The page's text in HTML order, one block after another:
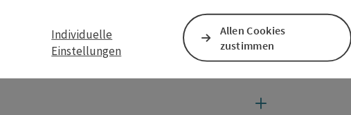
Individuelle
Einstellungen
Allen Cookies
zustimmen